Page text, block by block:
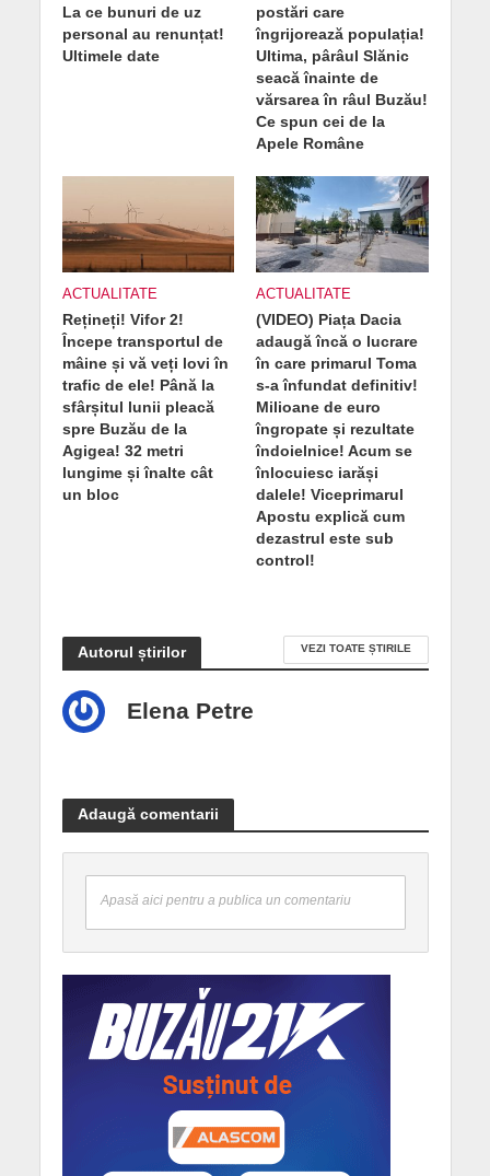
La ce bunuri de uz
personal au renunțat!
Ultimele date
postări care
îngrijorează populația!
Ultima, pârâul Slănic
seacă înainte de
vărsarea în râul Buzău!
Ce spun cei de la
Apele Române
ACTUALITATE
Rețineți! Vifor 2!
Începe transportul de
mâine și vă veți lovi în
trafic de ele! Până la
sfârșitul lunii pleacă
spre Buzău de la
Agigea! 32 metri
lungime și înalte cât
un bloc
ACTUALITATE
(VIDEO) Piața Dacia
adaugă încă o lucrare
în care primarul Toma
s-a înfundat definitiv!
Milioane de euro
îngropate și rezultate
îndoielnice! Acum se
înlocuiesc iarăși
dalele! Viceprimarul
Apostu explică cum
dezastrul este sub
control!
Autorul știrilor VEZI TOATE ȘTIRILE
Elena Petre
Adaugă comentarii
Apasă aici pentru a publica un comentariu